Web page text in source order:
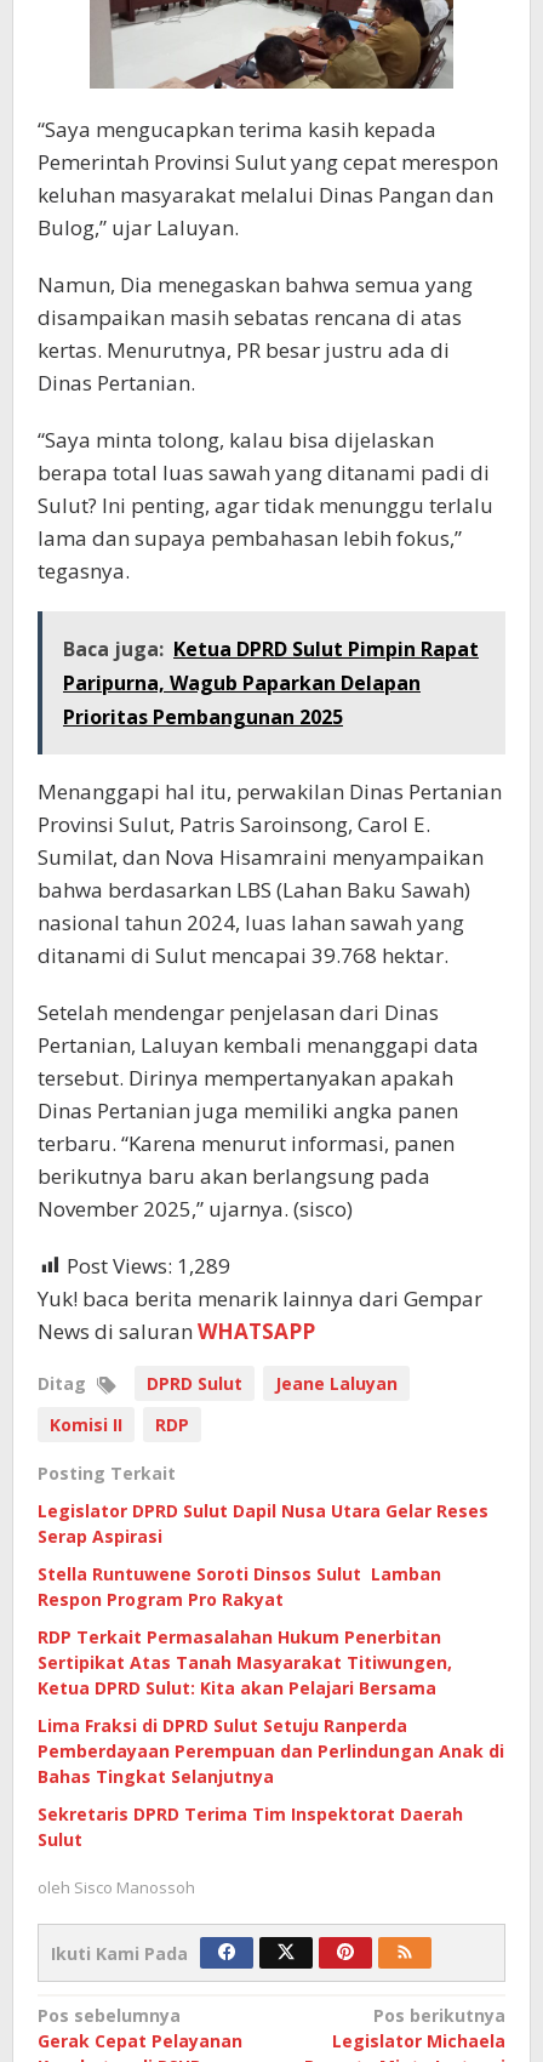
“Saya mengucapkan terima kasih kepada
Pemerintah Provinsi Sulut yang cepat merespon
keluhan masyarakat melalui Dinas Pangan dan
Bulog,” ujar Laluyan.
Namun, Dia menegaskan bahwa semua yang
disampaikan masih sebatas rencana di atas
kertas. Menurutnya, PR besar justru ada di
Dinas Pertanian.
“Saya minta tolong, kalau bisa dijelaskan
berapa total luas sawah yang ditanami padi di
Sulut? Ini penting, agar tidak menunggu terlalu
lama dan supaya pembahasan lebih fokus,”
tegasnya.
Baca juga: Ketua DPRD Sulut Pimpin Rapat
Paripurna, Wagub Paparkan Delapan
Prioritas Pembangunan 2025
Menanggapi hal itu, perwakilan Dinas Pertanian
Provinsi Sulut, Patris Saroinsong, Carol E.
Sumilat, dan Nova Hisamraini menyampaikan
bahwa berdasarkan LBS (Lahan Baku Sawah)
nasional tahun 2024, luas lahan sawah yang
ditanami di Sulut mencapai 39.768 hektar.
Setelah mendengar penjelasan dari Dinas
Pertanian, Laluyan kembali menanggapi data
tersebut. Dirinya mempertanyakan apakah
Dinas Pertanian juga memiliki angka panen
terbaru. “Karena menurut informasi, panen
berikutnya baru akan berlangsung pada
November 2025,” ujarnya. (sisco)
Post Views: 1,289
Yuk! baca berita menarik lainnya dari Gempar
News di saluran WHATSAPP
Ditag DPRD Sulut
Jeane Laluyan
Komisi II
RDP
Posting Terkait
Legislator DPRD Sulut Dapil Nusa Utara Gelar Reses
Serap Aspirasi
Stella Runtuwene Soroti Dinsos Sulut Lamban
Respon Program Pro Rakyat
RDP Terkait Permasalahan Hukum Penerbitan
Sertipikat Atas Tanah Masyarakat Titiwungen,
Ketua DPRD Sulut: Kita akan Pelajari Bersama
Lima Fraksi di DPRD Sulut Setuju Ranperda
Pemberdayaan Perempuan dan Perlindungan Anak di
Bahas Tingkat Selanjutnya
Sekretaris DPRD Terima Tim Inspektorat Daerah
Sulut
oleh Sisco Manossoh
Ikuti Kami Pada
Navigasi
pos
Pos sebelumnya
Gerak Cepat Pelayanan
Pos berikutnya
Legislator Michaela